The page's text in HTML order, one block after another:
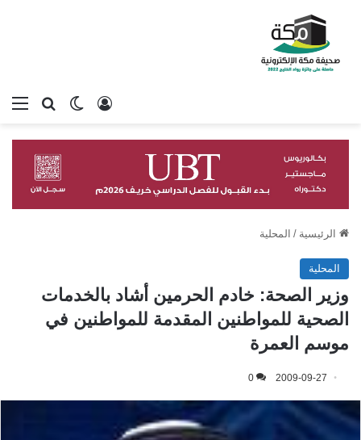
بحثالوضع
تسجيل الدخول
الرئيسية / المحلية
المحلية
وزير الصحة: خادم الحرمين أشاد بالخدمات
الصحية للمواطنين المقدمة للمواطنين في
موسم العمرة
2009-09-27
0